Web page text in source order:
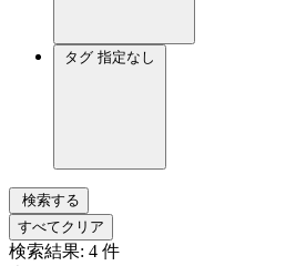
タグ 指定なし
検索する
すべてクリア
検索結果: 4 件